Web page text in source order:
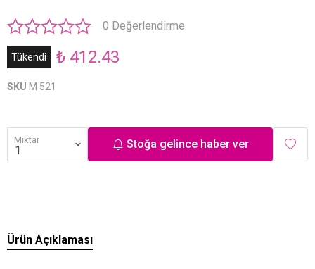
0 Değerlendirme
Tükendi ₺ 412.43
SKU M 521
Miktar Stoğa gelince haber ver
Ürün Açıklaması